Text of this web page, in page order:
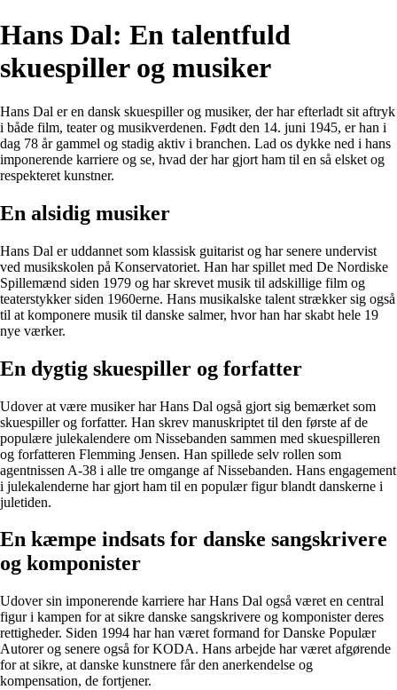
Hans Dal: En talentfuld
skuespiller og musiker
Hans Dal er en dansk skuespiller og musiker, der har efterladt sit aftryk
i både film, teater og musikverdenen. Født den 14. juni 1945, er han i
dag 78 år gammel og stadig aktiv i branchen. Lad os dykke ned i hans
imponerende karriere og se, hvad der har gjort ham til en så elsket og
respekteret kunstner.
En alsidig musiker
Hans Dal er uddannet som klassisk guitarist og har senere undervist
ved musikskolen på Konservatoriet. Han har spillet med De Nordiske
Spillemænd siden 1979 og har skrevet musik til adskillige film og
teaterstykker siden 1960erne. Hans musikalske talent strækker sig også
til at komponere musik til danske salmer, hvor han har skabt hele 19
nye værker.
En dygtig skuespiller og forfatter
Udover at være musiker har Hans Dal også gjort sig bemærket som
skuespiller og forfatter. Han skrev manuskriptet til den første af de
populære julekalendere om Nissebanden sammen med skuespilleren
og forfatteren Flemming Jensen. Han spillede selv rollen som
agentnissen A-38 i alle tre omgange af Nissebanden. Hans engagement
i julekalenderne har gjort ham til en populær figur blandt danskerne i
juletiden.
En kæmpe indsats for danske sangskrivere
og komponister
Udover sin imponerende karriere har Hans Dal også været en central
figur i kampen for at sikre danske sangskrivere og komponister deres
rettigheder. Siden 1994 har han været formand for Danske Populær
Autorer og senere også for KODA. Hans arbejde har været afgørende
for at sikre, at danske kunstnere får den anerkendelse og
kompensation, de fortjener.